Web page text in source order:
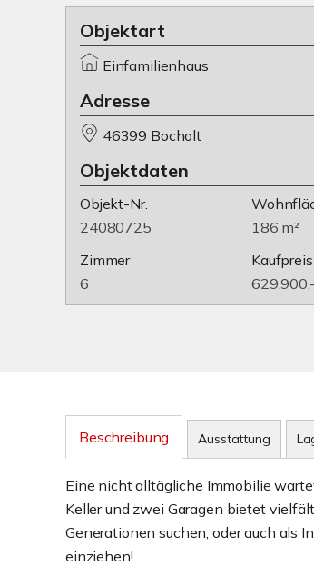
Objektart
Einfamilienhaus
Adresse
46399 Bocholt
Objektdaten
Objekt-Nr.
24080725
186 m²
Zimmer
6
Kaufpreis
Beschreibung Ausstattung
Eine nicht alltägliche Immobilie
Keller und zwei Garagen bietet
Generationen suchen, oder auch als
einziehen!